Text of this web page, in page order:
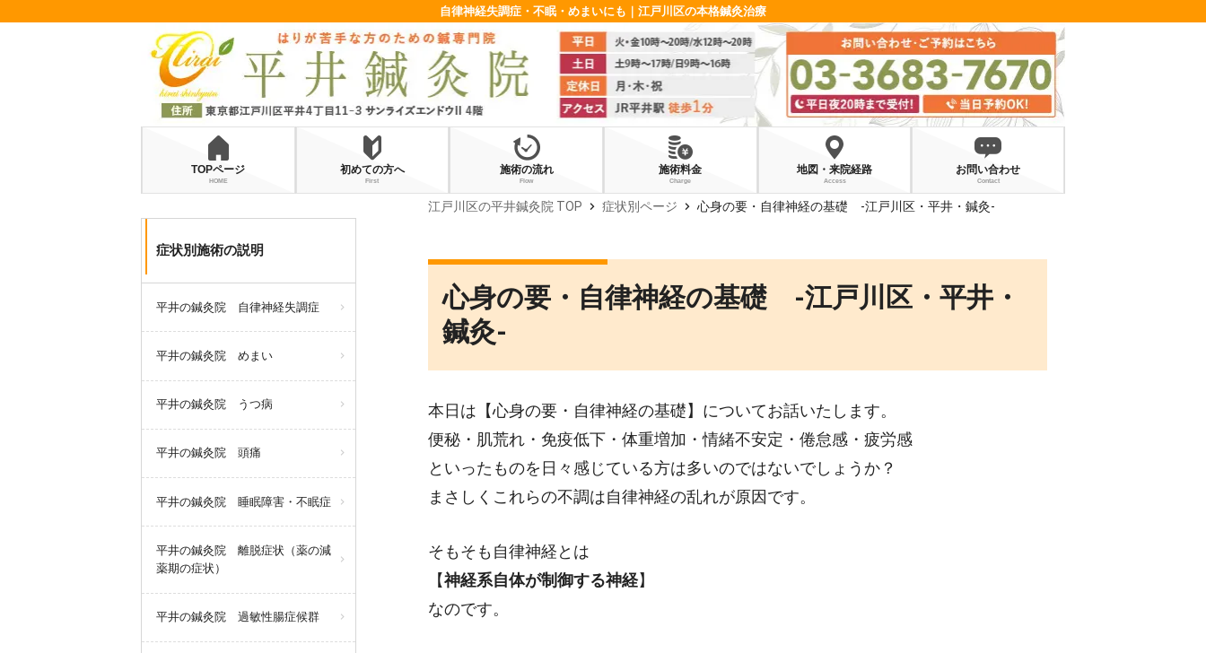
自律神経失調症・不眠・めまいにも｜江戸川区の本格鍼灸治療
TOPページ
HOME
初めての方へ
First
施術の流れ
Flow
施術料金
Charge
地図・来院経路
Access
お問い合わせ
Contact
症状別施術の説明
平井の鍼灸院 自律神経失調症
平井の鍼灸院 めまい
平井の鍼灸院 うつ病
平井の鍼灸院 頭痛
平井の鍼灸院 睡眠障害・不眠症
平井の鍼灸院 離脱症状（薬の減
薬期の症状）
平井の鍼灸院 過敏性腸症候群
江戸川区の平井鍼灸院 TOP chevron_right 症状別ページ chevron_right 心身の要・自律神経の基礎 -江戸川区・平井・鍼灸‐
心身の要・自律神経の基礎 -江戸川区・平井・
鍼灸‐
本日は【心身の要・自律神経の基礎】についてお話いたします。
便秘・肌荒れ・免疫低下・体重増加・情緒不安定・倦怠感・疲労感
といったものを日々感じている方は多いのではないでしょうか？
まさしくこれらの不調は自律神経の乱れが原因です。
そもそも自律神経とは
【神経系自体が制御する神経】
なのです。